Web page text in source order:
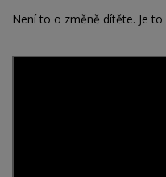
Není to o změně dítěte. Je